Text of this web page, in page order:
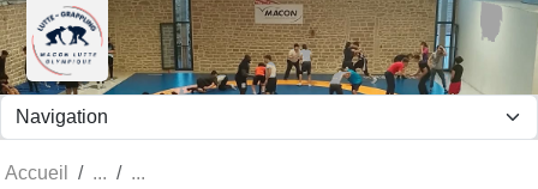
Accueil
Panneau de gestion des cookies